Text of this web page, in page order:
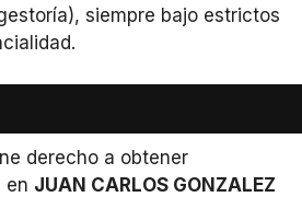
siempre bajo estrictos
derecho a obtener
en JUAN CARLOS GONZALEZ